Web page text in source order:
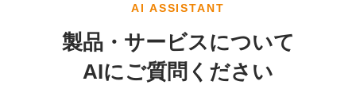
AI ASSISTANT
製品・サービスについて
AIにご質問ください